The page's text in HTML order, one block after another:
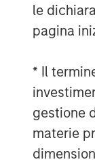
le
pagina
* Il
gestione
materie